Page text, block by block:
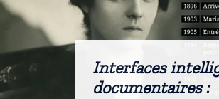
Interfaces
documentaires :